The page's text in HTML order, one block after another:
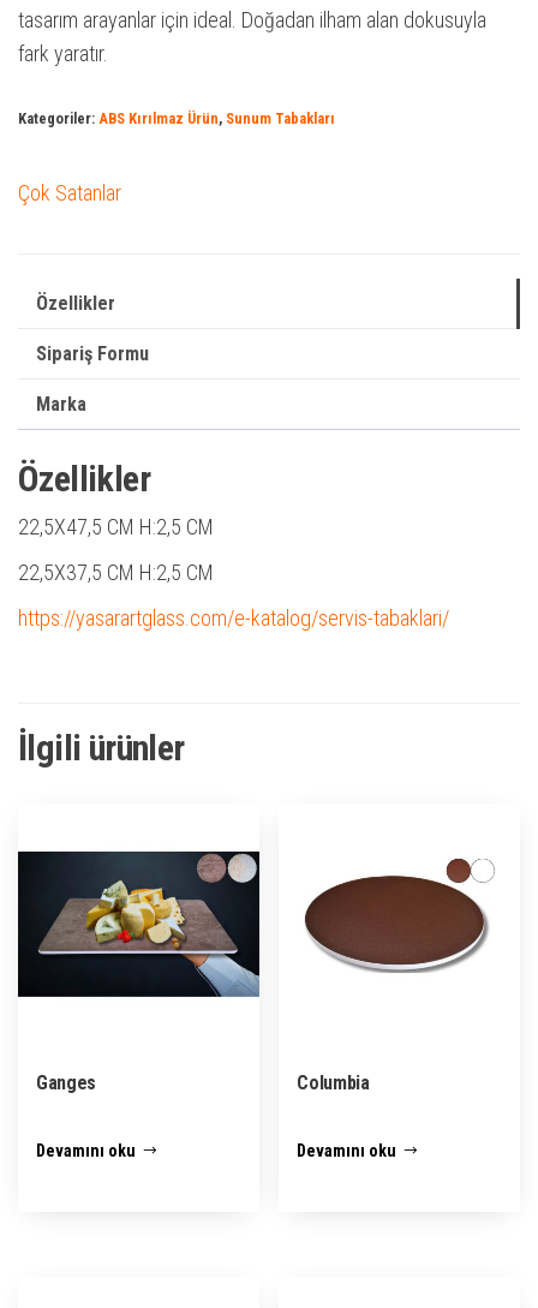
tasarım arayanlar için ideal. Doğadan ilham alan dokusuyla
fark yaratır.
Kategoriler: ABS Kırılmaz Ürün, Sunum Tabakları
Çok Satanlar
Özellikler
Sipariş Formu
Marka
Özellikler
22,5X47,5 CM H:2,5 CM
22,5X37,5 CM H:2,5 CM
https://yasarartglass.com/e-katalog/servis-tabaklari/
İlgili ürünler
Ganges
Devamını oku
Columbia
Devamını oku